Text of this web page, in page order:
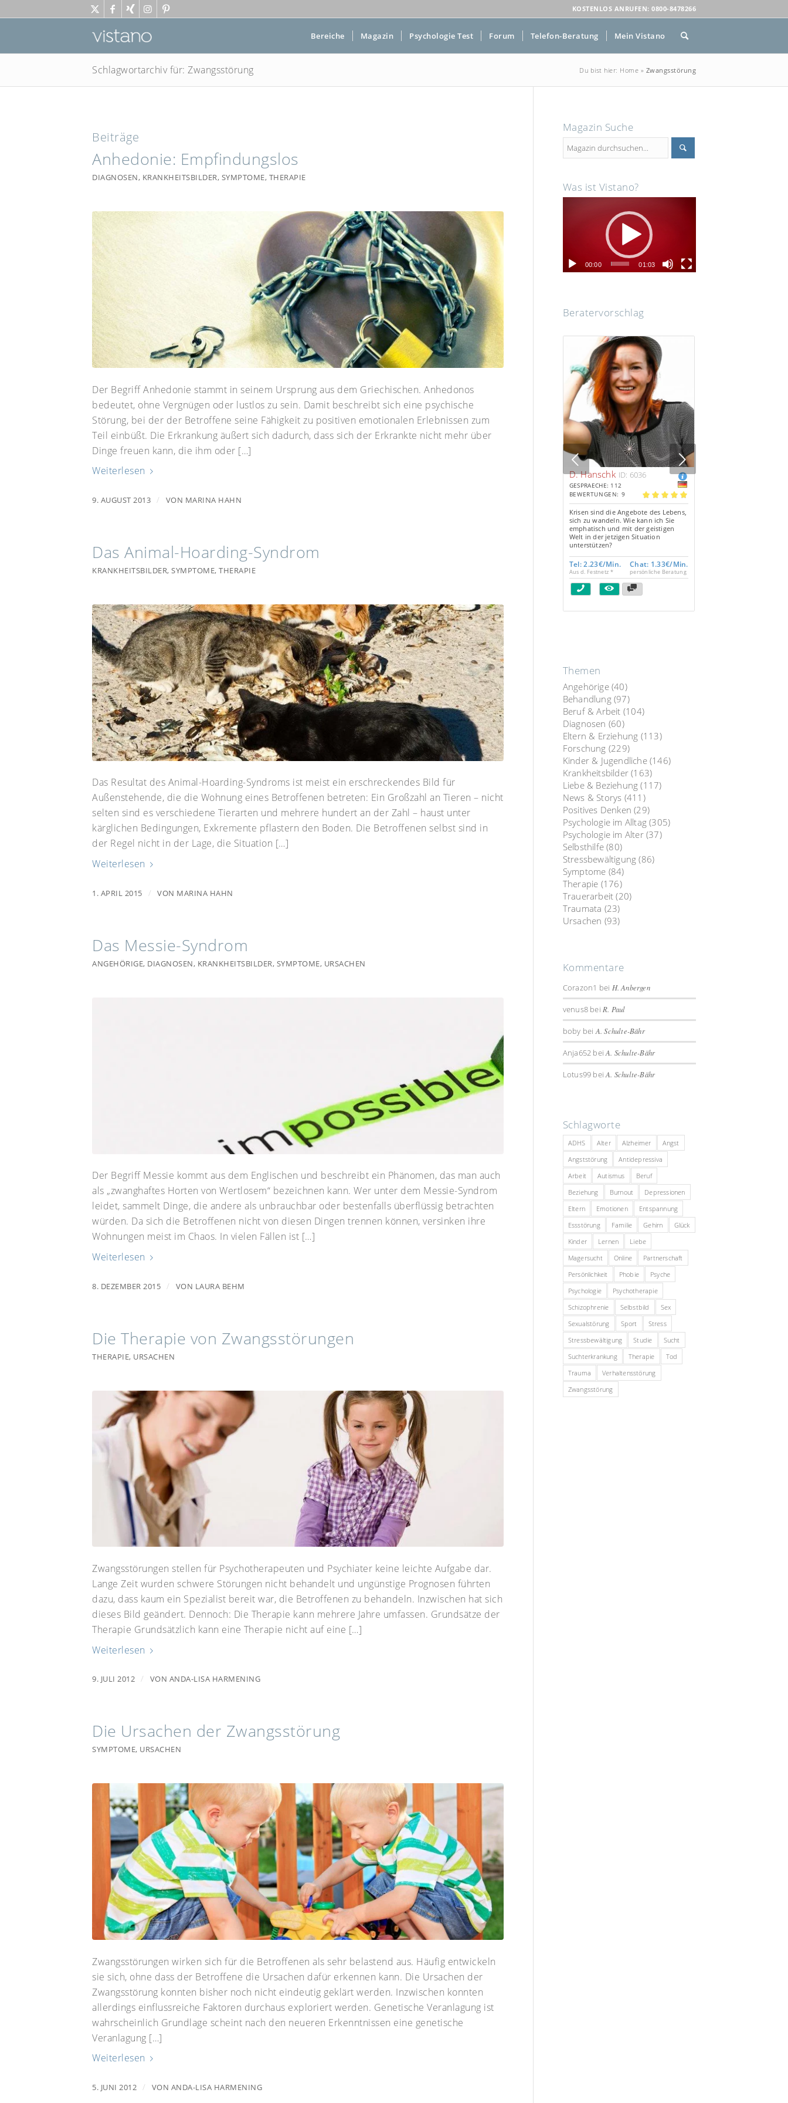
KOSTENLOS ANRUFEN: 0800-8478266
Bereiche Magazin Psychologie Test Forum Telefon-Beratung Mein Vistano
Schlagwortarchiv für: Zwangsstörung Du bist hier: Home » Zwangsstörung
Beiträge
Anhedonie: Empfindungslos
DIAGNOSEN, KRANKHEITSBILDER, SYMPTOME, THERAPIE
Der Begriff Anhedonie stammt in seinem Ursprung aus dem Griechischen. Anhedonos
bedeutet, ohne Vergnügen oder lustlos zu sein. Damit beschreibt sich eine psychische
Störung, bei der der Betroffene seine Fähigkeit zu positiven emotionalen Erlebnissen zum
Teil einbüßt. Die Erkrankung äußert sich dadurch, dass sich der Erkrankte nicht mehr über
Dinge freuen kann, die ihm oder […]
Weiterlesen
9. AUGUST 2013 / VON MARINA HAHN
Das Animal-Hoarding-Syndrom
KRANKHEITSBILDER, SYMPTOME, THERAPIE
Das Resultat des Animal-Hoarding-Syndroms ist meist ein erschreckendes Bild für
Außenstehende, die die Wohnung eines Betroffenen betreten: Ein Großzahl an Tieren – nicht
selten sind es verschiedene Tierarten und mehrere hundert an der Zahl – haust unter
kärglichen Bedingungen, Exkremente pflastern den Boden. Die Betroffenen selbst sind in
der Regel nicht in der Lage, die Situation […]
Weiterlesen
1. APRIL 2015 / VON MARINA HAHN
Das Messie-Syndrom
ANGEHÖRIGE, DIAGNOSEN, KRANKHEITSBILDER, SYMPTOME, URSACHEN
Der Begriff Messie kommt aus dem Englischen und beschreibt ein Phänomen, das man auch
als „zwanghaftes Horten von Wertlosem“ bezeichnen kann. Wer unter dem Messie-Syndrom
leidet, sammelt Dinge, die andere als unbrauchbar oder bestenfalls überflüssig betrachten
würden. Da sich die Betroffenen nicht von diesen Dingen trennen können, versinken ihre
Wohnungen meist im Chaos. In vielen Fällen ist […]
Weiterlesen
8. DEZEMBER 2015 / VON LAURA BEHM
Die Therapie von Zwangsstörungen
THERAPIE, URSACHEN
Zwangsstörungen stellen für Psychotherapeuten und Psychiater keine leichte Aufgabe dar.
Lange Zeit wurden schwere Störungen nicht behandelt und ungünstige Prognosen führten
dazu, dass kaum ein Spezialist bereit war, die Betroffenen zu behandeln. Inzwischen hat sich
dieses Bild geändert. Dennoch: Die Therapie kann mehrere Jahre umfassen. Grundsätze der
Therapie Grundsätzlich kann eine Therapie nicht auf eine […]
Weiterlesen
9. JULI 2012 / VON ANDA-LISA HARMENING
Die Ursachen der Zwangsstörung
SYMPTOME, URSACHEN
Zwangsstörungen wirken sich für die Betroffenen als sehr belastend aus. Häufig entwickeln
sie sich, ohne dass der Betroffene die Ursachen dafür erkennen kann. Die Ursachen der
Zwangsstörung konnten bisher noch nicht eindeutig geklärt werden. Inzwischen konnten
allerdings einflussreiche Faktoren durchaus exploriert werden. Genetische Veranlagung ist
wahrscheinlich Grundlage scheint nach den neueren Erkenntnissen eine genetische
Veranlagung […]
Weiterlesen
5. JUNI 2012 / VON ANDA-LISA HARMENING
Magazin Suche
Was ist Vistano?
00:00 01:03
Beratervorschlag
D. Hanschk ID: 6036
GESPRAECHE: 112
5.00
BEWERTUNGEN: 9
Krisen sind die Angebote des Lebens,
sich zu wandeln. Wie kann ich Sie
emphatisch und mit der geistigen
Welt in der jetzigen Situation
unterstützen?
Tel: 2.23€/Min.
Aus d. Festnetz *
Chat: 1.33€/Min.
persönliche Beratung
Next
Themen
Angehörige(40)
Behandlung(97)
Beruf & Arbeit (104)
Diagnosen (60)
Eltern & Erziehung (113)
Forschung (229)
Kinder & Jugendliche(146)
Krankheitsbilder (163)
Liebe & Beziehung (117)
News & Storys (411)
Positives Denken (29)
Psychologie im Alltag (305)
Psychologie im Alter(37)
Selbsthilfe (80)
Stressbewältigung (86)
Symptome (84)
Therapie (176)
Trauerarbeit (20)
Traumata (23)
Ursachen (93)
Kommentare
Corazon1 bei H. Anbergen
venus8 beiR. Paul
boby beiA. Schulte-Bähr
Anja652 beiA. Schulte-Bähr
Lotus99 beiA. Schulte-Bähr
Schlagworte
ADHS Alter Alzheimer
Angst
Angststörung
Antidepressiva
Arbeit
Autismus
Beruf
Beziehung
Burnout
Depressionen
Eltern
Emotionen
Entspannung
Essstörung
Familie Gehirn
Glück
Kinder
Lernen
Liebe
Magersucht
Online
Partnerschaft
Persönlichkeit
Phobie
Psyche
Psychologie
Psychotherapie
Schizophrenie
Selbstbild
Sex
Sexualstörung
Sport
Stress
Stressbewältigung
Studie
Sucht
Suchterkrankung
Therapie
Tod
Trauma
Verhaltensstörung
Zwangsstörung